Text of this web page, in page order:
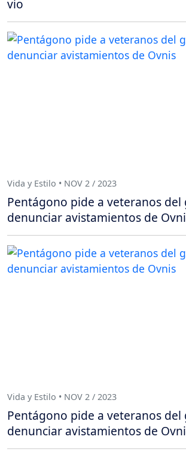
vio
Vida y Estilo • NOV 2 / 2023
Pentágono pide a veteranos
denunciar avistamientos de
Vida y Estilo • NOV 2 / 2023
Pentágono pide a veteranos
denunciar avistamientos de